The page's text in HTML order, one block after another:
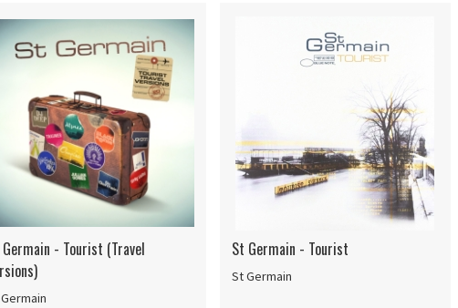
- Tourist (Travel
St Germain - Tourist
St Germain